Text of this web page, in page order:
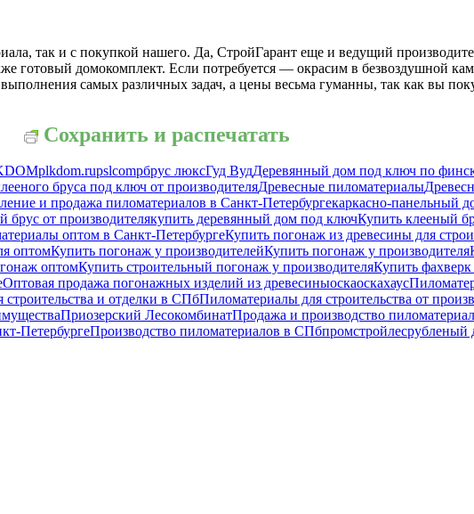
так и с покупкой нашего. Да, СтройГарант еще и ведущий
готовый домокомплект. Если потребуется — окрасим в безвоздушной
самых различных задач, а цены весьма гуманны, так как вы
Сохранить и распечатать
plkdom.rupslcompбрус люксГуд ВудДеревянный дом под ключ по
бруса под ключ от производителяДревесные пиломатериалы
и продажа пиломатериалов в Санкт-Петербургекаркасно-панельный
брус от производителякупить деревянный дом под ключКупить клееный
оптом в Санкт-ПетербургеКупить погонаж из древесины для
оптомКупить погонаж у производителейКупить погонаж у производителя
оптомКупить строительный погонаж у производителяКупить
Оптовая продажа погонажных изделий из древесиныоскаоскахаус
и отделки в СПбПиломатериалы для строительства от
Приозерский ЛесокомбинатПродажа и производство
ПетербургеПроизводство пиломатериалов в СПбпромстройлесрубленый